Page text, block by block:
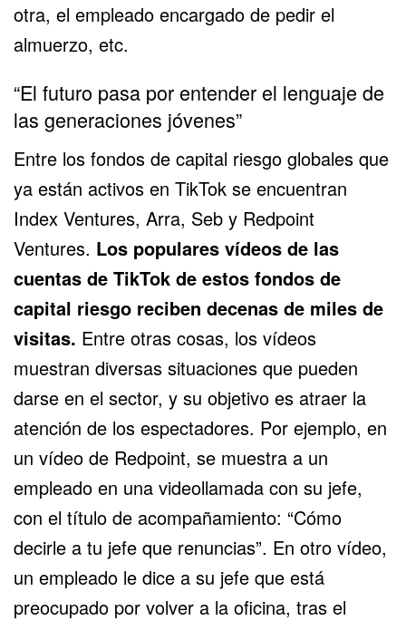
otra, el empleado encargado de pedir el
almuerzo, etc.
“El futuro pasa por entender el lenguaje de
las generaciones jóvenes”
Entre los fondos de capital riesgo globales que
ya están activos en TikTok se encuentran
Index Ventures, Arra, Seb y Redpoint
Ventures. Los populares vídeos de las
cuentas de TikTok de estos fondos de
capital riesgo reciben decenas de miles de
visitas. Entre otras cosas, los vídeos
muestran diversas situaciones que pueden
darse en el sector, y su objetivo es atraer la
atención de los espectadores. Por ejemplo, en
un vídeo de Redpoint, se muestra a un
empleado en una videollamada con su jefe,
con el título de acompañamiento: “Cómo
decirle a tu jefe que renuncias”. En otro vídeo,
un empleado le dice a su jefe que está
preocupado por volver a la oficina, tras el